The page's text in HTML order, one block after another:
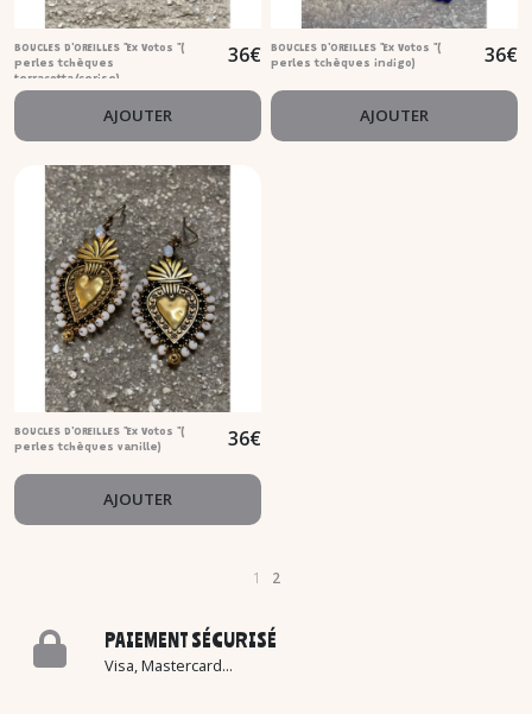
BOUCLES D'OREILLES "Ex Votos "(
perles tchèques
terracotta/cerise)
36€
AJOUTER
BOUCLES D'OREILLES "Ex Votos "(
perles tchèques indigo)
36€
AJOUTER
BOUCLES D'OREILLES "Ex Votos "(
perles tchèques vanille)
36€
AJOUTER
1 2
PAIEMENT SÉCURISÉ
Visa, Mastercard...